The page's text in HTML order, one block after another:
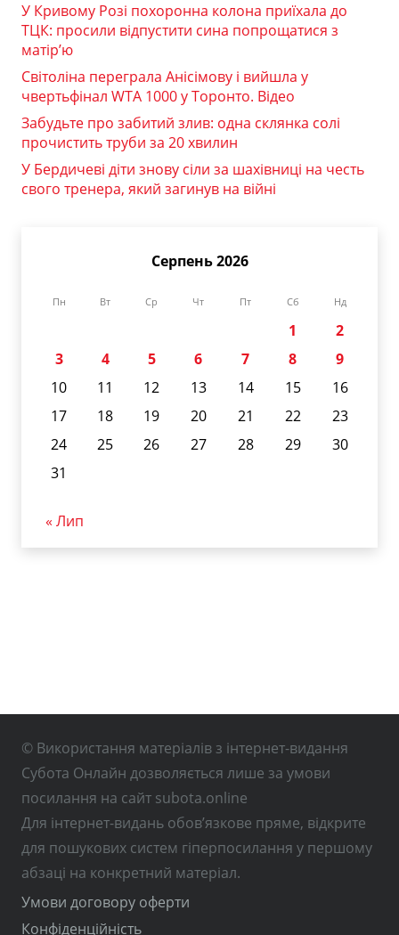
У Кривому Розі похоронна колона приїхала до
ТЦК: просили відпустити сина попрощатися з
матір’ю
Світоліна переграла Анісімову і вийшла у
чвертьфінал WTA 1000 у Торонто. Відео
Забудьте про забитий злив: одна склянка солі
прочистить труби за 20 хвилин
У Бердичеві діти знову сіли за шахівниці на честь
свого тренера, який загинув на війні
Серпень 2026
Пн Вт Ср Чт Пт Сб Нд
1
2
3
4 5 6 7 8
9
10
11 12 13 14 15
16
17
18 19 20 21 22
23
24
25 26 27 28 29
30
31
« Лип
© Використання матеріалів з інтернет-видання
Субота Онлайн дозволяється лише за умови
посилання на сайт subota.online
Для інтернет-видань обов’язкове пряме, відкрите
для пошукових систем гіперпосилання у першому
абзаці на конкретний матеріал.
Умови договору оферти
Конфіденційність